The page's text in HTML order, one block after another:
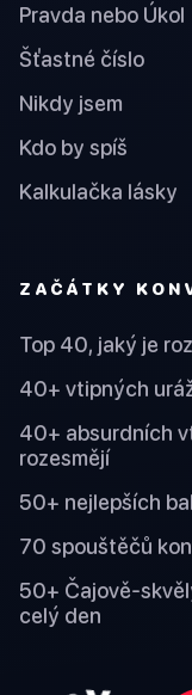
Pravda nebo Úkol
Šťastné číslo
Nikdy jsem
Kdo by spíš
Kalkulačka lásky
ZAČÁTKY
Top 40, jaký je
40+ vtipných
40+ absurdních
rozesmějí
50+ nejlepších
70 spouštěčů
50+ Čajově-
celý den